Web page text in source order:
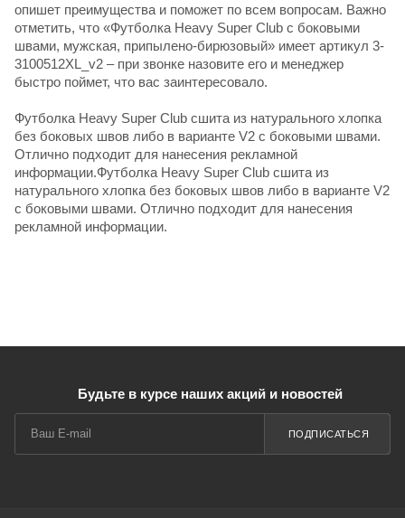
опишет преимущества и поможет по всем вопросам. Важно
отметить, что «Футболка Heavy Super Club с боковыми
швами, мужская, припылено-бирюзовый» имеет артикул 3-
3100512XL_v2 – при звонке назовите его и менеджер
быстро поймет, что вас заинтересовало.
Футболка Heavy Super Club сшита из натурального хлопка
без боковых швов либо в варианте V2 с боковыми швами.
Отлично подходит для нанесения рекламной
информации.Футболка Heavy Super Club сшита из
натурального хлопка без боковых швов либо в варианте V2
с боковыми швами. Отлично подходит для нанесения
рекламной информации.
Будьте в курсе наших акций и новостей
ПОДПИСАТЬСЯ